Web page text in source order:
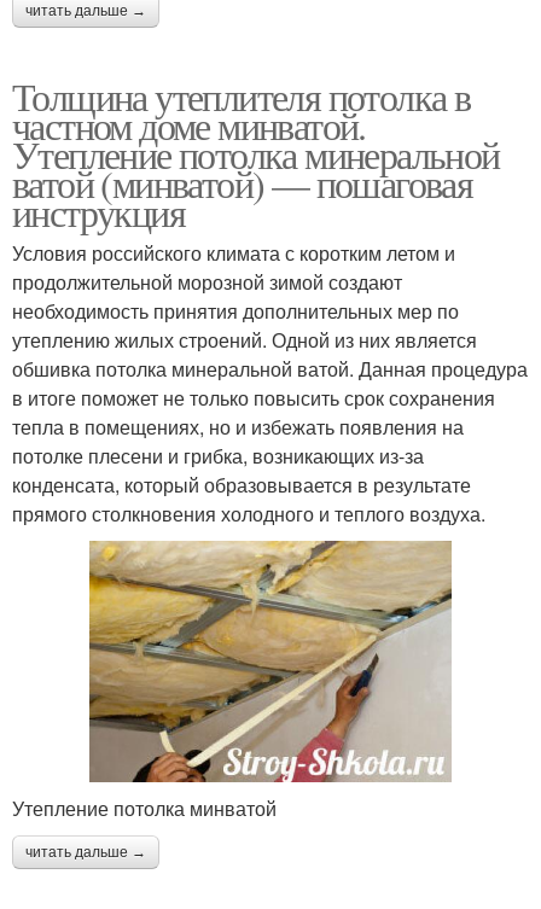
читать дальше →
Толщина утеплителя потолка в
частном доме минватой.
Утепление потолка минеральной
ватой (минватой) — пошаговая
инструкция
Условия российского климата с коротким летом и
продолжительной морозной зимой создают
необходимость принятия дополнительных мер по
утеплению жилых строений. Одной из них является
обшивка потолка минеральной ватой. Данная процедура
в итоге поможет не только повысить срок сохранения
тепла в помещениях, но и избежать появления на
потолке плесени и грибка, возникающих из-за
конденсата, который образовывается в результате
прямого столкновения холодного и теплого воздуха.
Утепление потолка минватой
читать дальше →